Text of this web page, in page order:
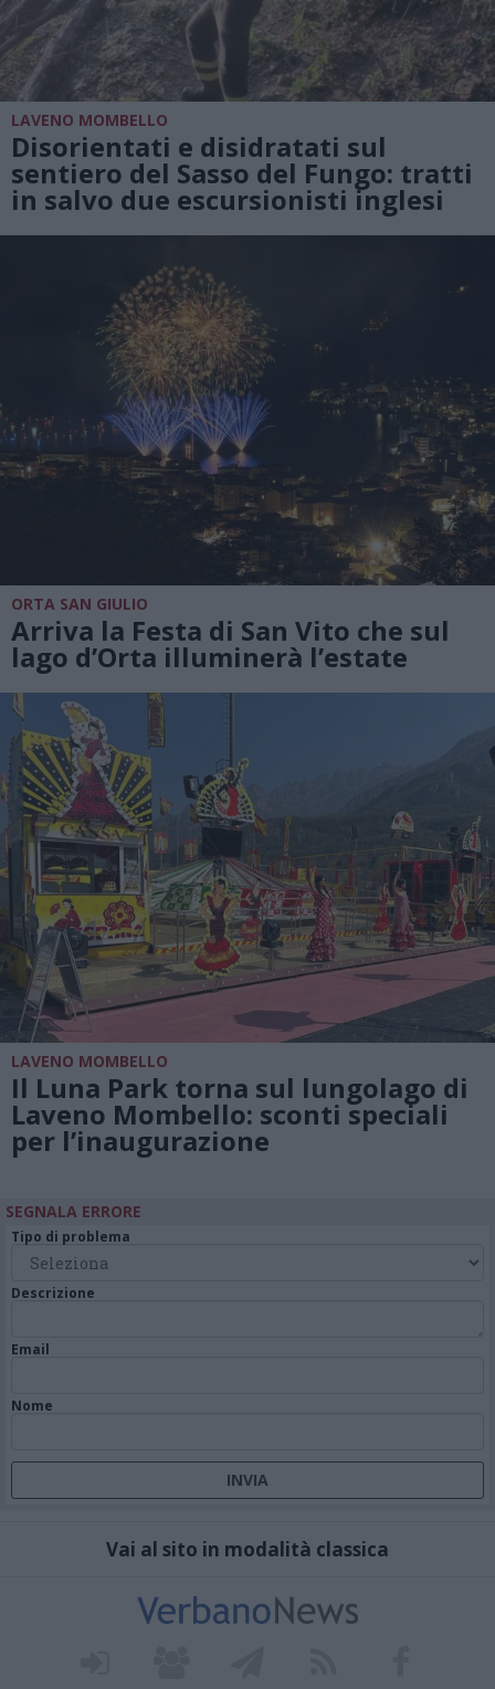
LAVENO MOMBELLO
Disorientati e disidratati sul
sentiero del Sasso del Fungo: tratti
in salvo due escursionisti inglesi
ORTA SAN GIULIO
Arriva la Festa di San Vito che sul
lago d’Orta illuminerà l’estate
LAVENO MOMBELLO
Il Luna Park torna sul lungolago di
Laveno Mombello: sconti speciali
per l’inaugurazione
SEGNALA ERRORE
Tipo di problema
Descrizione
Email
Nome
Vai al sito in modalità classica